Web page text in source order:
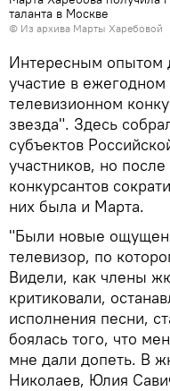
таланта в Москве
© Из архива Марты Харебовой
Интересным опытом
участие в
телевизионном
звезда". Здесь
субъектов
участников, но
конкурсантов
них была и Марта.
"Были новые
телевизор, по
Видели, как члены
критиковали,
исполнения песни,
боялась того, что
мне дали допеть. В
Николаев, Юлия